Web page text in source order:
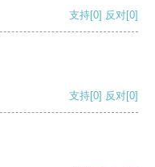
支持[0] 反对[0]
支持[0] 反对[0]